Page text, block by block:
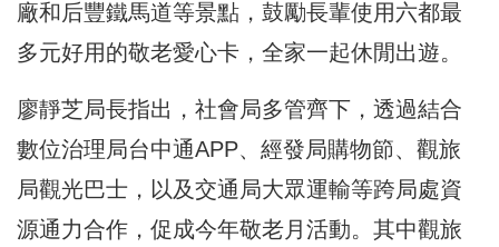
廠和后豐鐵馬道等景點，鼓勵長輩使用六都最
多元好用的敬老愛心卡，全家一起休閒出遊。
廖靜芝局長指出，社會局多管齊下，透過結合
數位治理局台中通APP、經發局購物節、觀旅
局觀光巴士，以及交通局大眾運輸等跨局處資
源通力合作，促成今年敬老月活動。其中觀旅